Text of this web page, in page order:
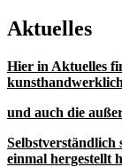
Aktuelles
Hier in Aktuelles
und auch die
Selbstverständlich
einmal hergestellt